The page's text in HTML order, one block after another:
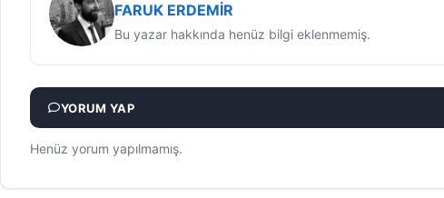
FARUK ERDEMIR
Bu yazar hakkında henüz bilgi eklenmemiş.
YORUM YAP
Henüz yorum yapılmamış.